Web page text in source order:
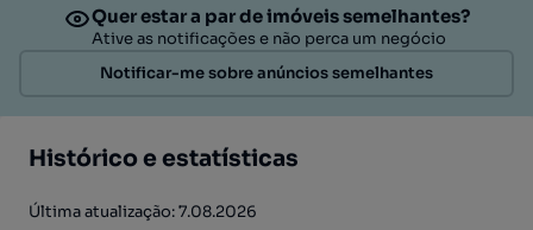
Quer estar a par de imóveis semelhantes?
Ative as notificações e não perca um negócio
Notificar-me sobre anúncios semelhantes
Histórico e estatísticas
Última atualização: 7.08.2026